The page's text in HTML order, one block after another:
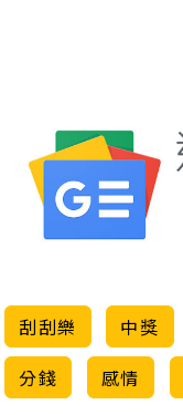
刮刮樂 中獎
分錢
感情